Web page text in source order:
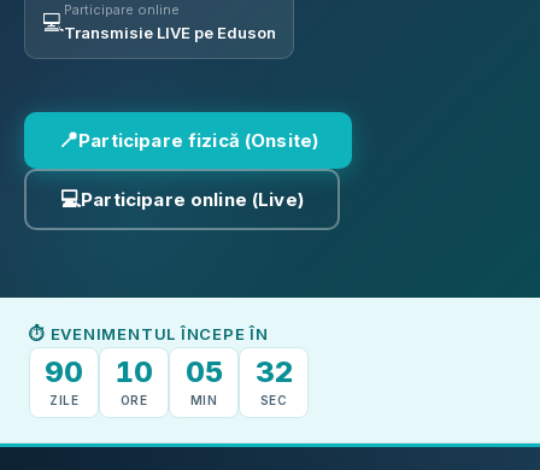
💻 Participare online
Transmisie LIVE pe Eduson
📍Participare fizică (Onsite)
💻Participare online (Live)
⏱ EVENIMENTUL ÎNCEPE ÎN
90
ZILE
10
ORE
05
MIN
32
SEC